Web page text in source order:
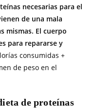
necesarias para el
de una mala
mismas. El cuerpo
para repararse y
consumidas +
de peso en el
de proteínas